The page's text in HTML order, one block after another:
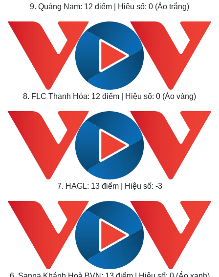
Quan sát
Cuộc sống đó đây
Hồ sơ
Multimedia
Video
Ảnh
E-Magazine
Infographic
9. Quảng Nam: 12 điểm | Hiệu số: 0 (Áo trắng)
8. FLC Thanh Hóa: 12 điểm | Hiệu số: 0 (Áo vàng)
7. HAGL: 13 điểm | Hiệu số: -3